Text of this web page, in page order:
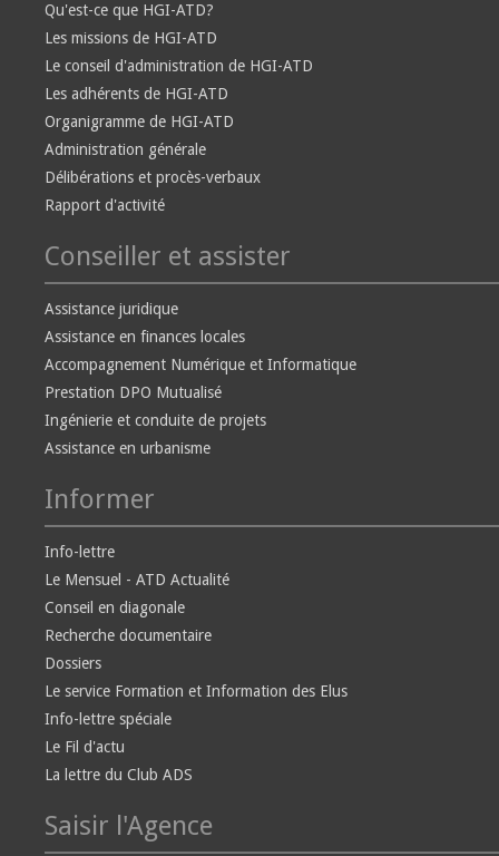
Qu'est-ce que HGI-ATD?
Les missions de HGI-ATD
Le conseil d'administration de HGI-ATD
Les adhérents de HGI-ATD
Organigramme de HGI-ATD
Administration générale
Délibérations et procès-verbaux
Rapport d'activité
Conseiller et assister
Assistance juridique
Assistance en finances locales
Accompagnement Numérique et Informatique
Prestation DPO Mutualisé
Ingénierie et conduite de projets
Assistance en urbanisme
Informer
Info-lettre
Le Mensuel - ATD Actualité
Conseil en diagonale
Recherche documentaire
Dossiers
Le service Formation et Information des Elus
Info-lettre spéciale
Le Fil d'actu
La lettre du Club ADS
Saisir l'Agence